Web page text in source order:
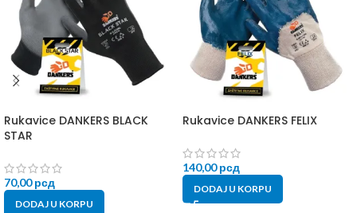
Rukavice DANKERS BLACK
STAR
70,00рсд
DODAJ U KORPU
Rukavice DANKERS FELIX
140,00рсд
DODAJ U KORPU